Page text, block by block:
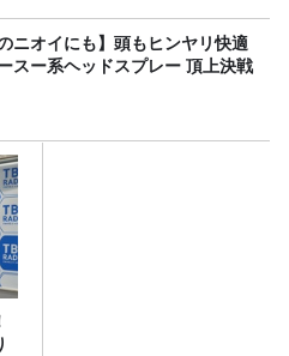
のニオイにも】頭もヒンヤリ快適
スー系ヘッドスプレー 頂上決戦